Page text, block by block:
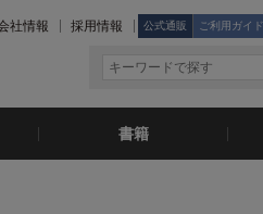
社情報 採用情報 公式通販 ご利用ガイド
書籍